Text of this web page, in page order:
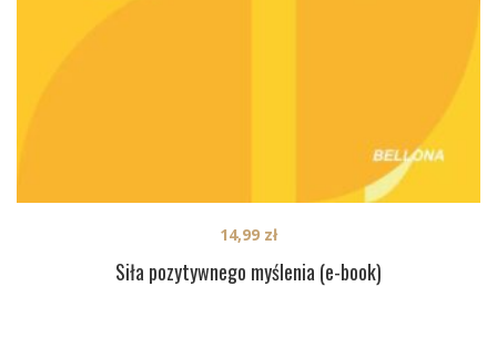
Siła pozytywnego myślenia (e-book)
14,99 zł